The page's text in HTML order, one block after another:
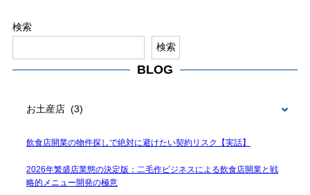
検索
検索
BLOG
BLOG
飲食店開業の物件探しで絶対に避けたい契約リスク【実話】
2026年繁盛店業態の決定版：二毛作ビジネスによる飲食店開業と戦
略的メニュー開発の極意